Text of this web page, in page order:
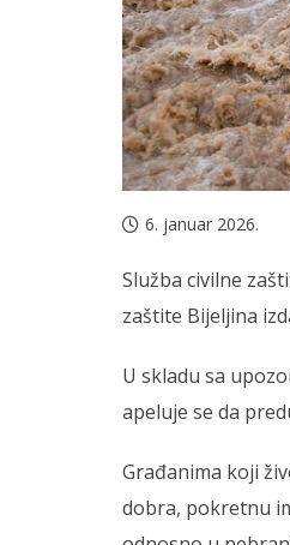
6. januar 2026.
Služba civilne
zaštite Bijeljina
U skladu sa
apeluje se da
Građanima koji
dobra, pokretnu